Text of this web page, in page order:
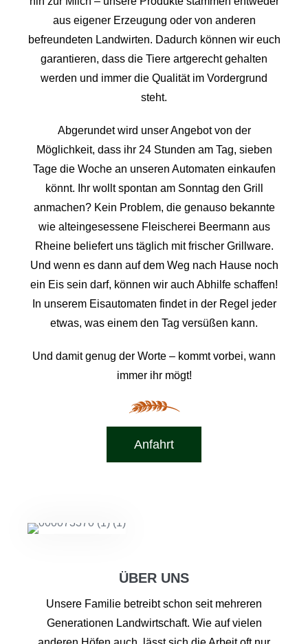
aus eigener Erzeugung oder von anderen
befreundeten Landwirten. Dadurch können wir euch
garantieren, dass die Tiere artgerecht gehalten
werden und immer die Qualität im Vordergrund
steht.
Abgerundet wird unser Angebot von der
Möglichkeit, dass ihr 24 Stunden am Tag, sieben
Tage die Woche an unseren Automaten einkaufen
könnt. Ihr wollt spontan am Sonntag den Grill
anmachen? Kein Problem, die genauso bekannte
wie alteingesessene Fleischerei Beermann aus
Rheine beliefert uns täglich mit frischer Grillware.
Und wenn es dann auf dem Weg nach Hause noch
ein Eis sein darf, können wir auch Abhilfe schaffen!
In unserem Eisautomaten findet in der Regel jeder
etwas, was einem den Tag versüßen kann.
Und damit genug der Worte – kommt vorbei, wann
immer ihr mögt!
Anfahrt
ÜBER UNS
Unsere Familie betreibt schon seit mehreren
Generationen Landwirtschaft. Wie auf vielen